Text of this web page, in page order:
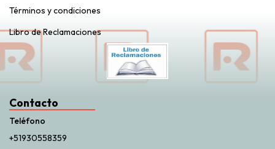
Términos y condiciones
Libro de Reclamaciones
Contacto
Teléfono
+51930558359